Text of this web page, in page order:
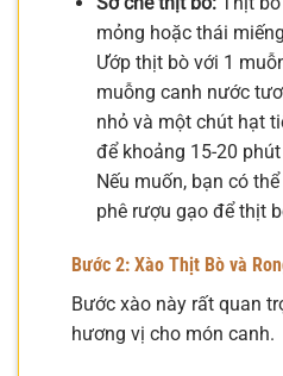
mỏng hoặc thái
Ướp thịt bò với 1
muỗng canh nước
nhỏ và một chút hạt
để khoảng 15-20
Nếu muốn, bạn có
phê rượu gạo để thịt
Bước 2: Xào Thịt Bò và
Bước xào này rất quan
hương vị cho món canh.